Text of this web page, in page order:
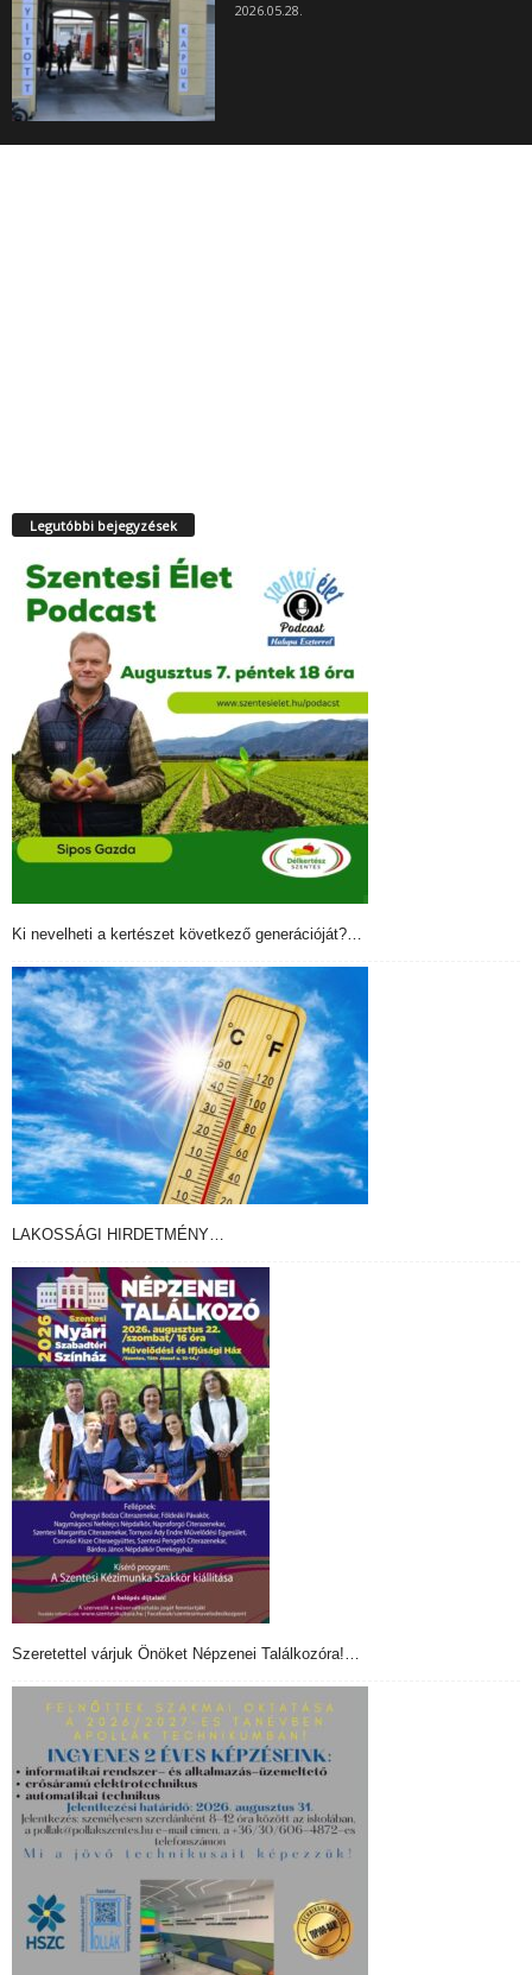
2026.05.28.
Legutóbbi bejegyzések
Ki nevelheti a kertészet következő generációját?…
LAKOSSÁGI HIRDETMÉNY…
Szeretettel várjuk Önöket Népzenei Találkozóra!…